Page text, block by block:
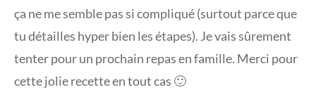
ça ne me semble pas si compliqué (surtout parce que
tu détailles hyper bien les étapes). Je vais sûrement
tenter pour un prochain repas en famille. Merci pour
cette jolie recette en tout cas 🙂